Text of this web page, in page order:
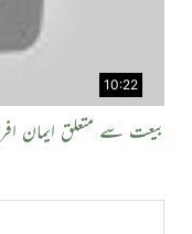
10:22
بیعت سے متعلق ایمان